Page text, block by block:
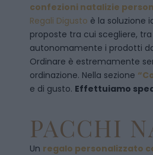
confezioni natalizie
Regali Digusto è la soluzione
proposte tra cui scegliere,
autonomamente i prodotti
Ordinare è estremamente
ordinazione. Nella sezione
e di gusto. Effettuiamo
PACCHI
Un regalo personalizzato